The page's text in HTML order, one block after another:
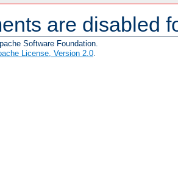
are disabled
Software Foundation.
License, Version 2.0